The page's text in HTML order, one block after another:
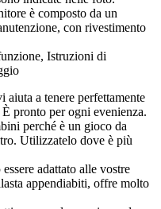
è composto da un
con rivestimento
Istruzioni di
aiuta a tenere perfettamente
pronto per ogni evenienza.
perché è un gioco da
Utilizzatelo dove è più
adattato alle vostre
appendiabiti, offre molto